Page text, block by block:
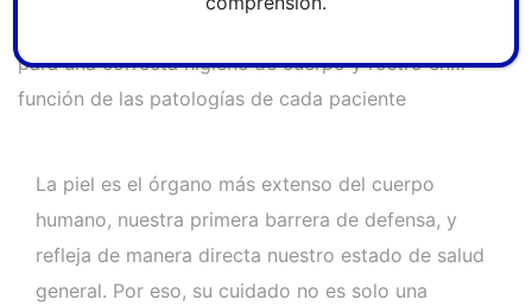
para una correcta higiene de cuerpo y rostro en
función de las patologías de cada paciente
La piel es el órgano más extenso del cuerpo
humano, nuestra primera barrera de defensa, y
refleja de manera directa nuestro estado de salud
general. Por eso, su cuidado no es solo una